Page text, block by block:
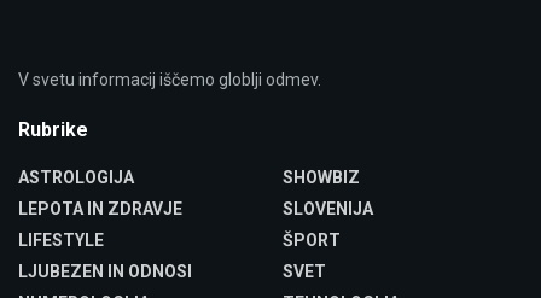
V svetu informacij iščemo globlji odmev.
Rubrike
ASTROLOGIJA
LEPOTA IN ZDRAVJE
LIFESTYLE
LJUBEZEN IN ODNOSI
SHOWBIZ
SLOVENIJA
ŠPORT
SVET